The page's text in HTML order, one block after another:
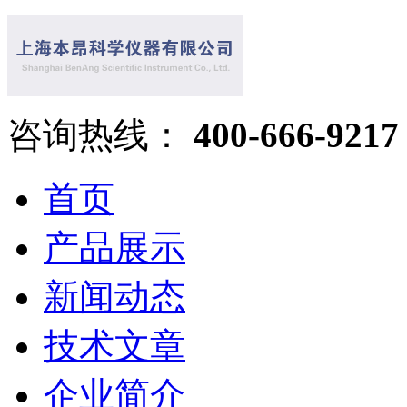
咨询热线： 400-666-9217
首页
产品展示
新闻动态
技术文章
企业简介